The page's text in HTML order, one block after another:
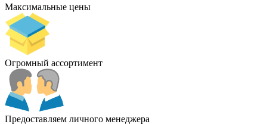
Максимальные цены
Огромный ассортимент
Предоставляем личного менеджера